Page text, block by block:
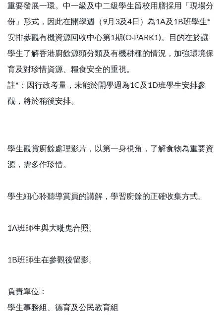
重要發展一環。中一級及中二級學生留校用膳採用「現場分
份」形式，因此在開學週（9月3及4日）為1A及1B班學生*
安排參觀有機資源回收中心第1期(O·PARK1)。目的在於讓
學生了解香港廚餘源頭分類及有機耕種的情況，加強環境保
育及對珍惜資源、糧食安全的重視。
註*：因行政考量，未能於開學週為1C及1D班學生安排參
觀，將於稍後安排。
學生觀賞廚餘處理影片，以第一身視角，了解食物為重要資
源，需多作珍惜。
學生細心聆聽導賞員的講解，學習廚餘的正確收集方式。
1A班師生與大嘥鬼合照。
1B班師生在參觀後留影。
負責單位：
學生事務組、德育及公民教育組